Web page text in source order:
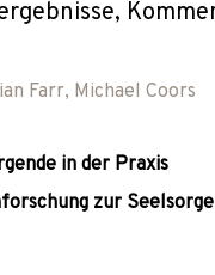
Farr, Michael Coors
in der Praxis
zur